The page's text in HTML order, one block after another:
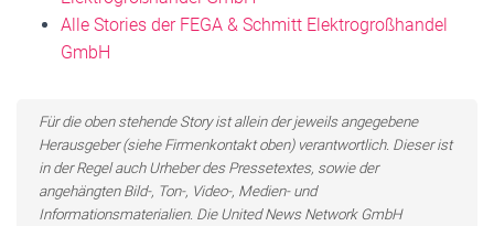
Alle Stories der FEGA & Schmitt Elektrogroßhandel
GmbH
Für die oben stehende Story ist allein der jeweils angegebene
Herausgeber (siehe Firmenkontakt oben) verantwortlich. Dieser ist
in der Regel auch Urheber des Pressetextes, sowie der
angehängten Bild-, Ton-, Video-, Medien- und
Informationsmaterialien. Die United News Network GmbH